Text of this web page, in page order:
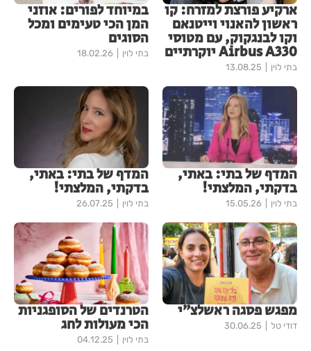
ארקיע פורצת למזרח: קו
ראשון להאנוי וייטנאם
וקו לבנגקוק, עם מטוסי
Airbus A330 יוקרתיים
בתי לוין 13.08.25
במיוחד לפורים: אוזני
המן הכי טעימים ומכל
הסוגים
בתי לוין 18.02.26
המדף של בתי: באתי,
בדקתי, המלצתי!
בתי לוין 15.05.26
המדף של בתי: באתי,
בדקתי, המלצתי!
בתי לוין 26.07.25
מפגש פסגה ראשלצ״י
דודי טל 30.06.25
הטרנדים של הסופגניות
הכי מעולות לחג
בתי לוין 04.12.25